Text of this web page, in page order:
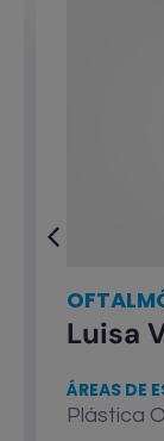
Luisa
ÁREAS DE
Plástica